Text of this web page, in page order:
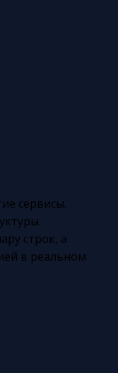
сервисы.
строк, а
в реальном